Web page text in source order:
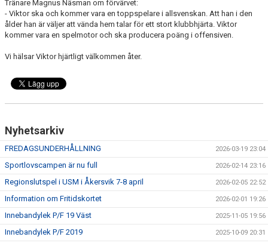
Tränare Magnus Näsman om förvärvet:
- Viktor ska och kommer vara en toppspelare i allsvenskan. Att han i den
ålder han är väljer att vända hem talar för ett stort klubbhjärta. Viktor
kommer vara en spelmotor och ska producera poäng i offensiven.
Vi hälsar Viktor hjärtligt välkommen åter.
Nyhetsarkiv
FREDAGSUNDERHÅLLNING 2026-03-19 23:04
Sportlovscampen är nu full 2026-02-14 23:16
Regionslutspel i USM i Åkersvik 7-8 april 2026-02-05 22:52
Information om Fritidskortet 2026-02-01 19:26
Innebandylek P/F 19 Väst 2025-11-05 19:56
Innebandylek P/F 2019 2025-10-09 20:31